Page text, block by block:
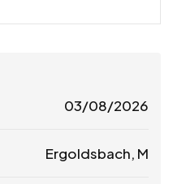
03/08/2026
Ergoldsbach, M